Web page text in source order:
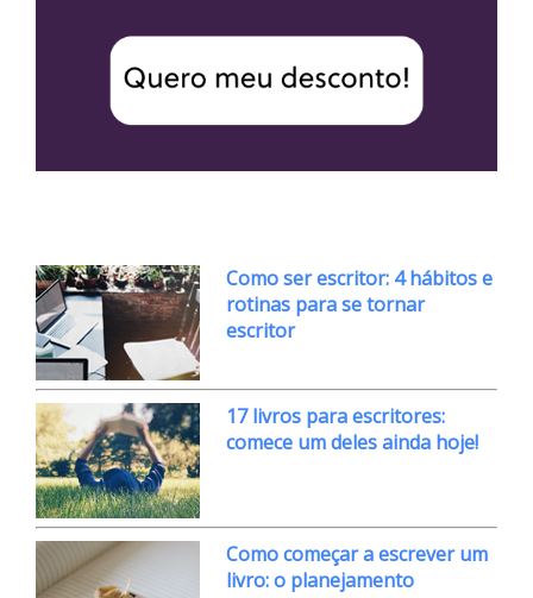
Como ser escritor: 4 hábitos e
rotinas para se tornar
escritor
17 livros para escritores:
comece um deles ainda hoje!
Como começar a escrever um
livro: o planejamento